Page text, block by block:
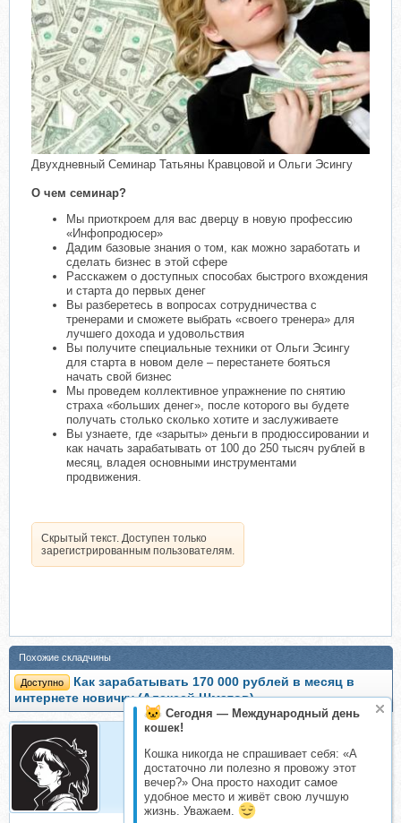
Сегодня — Международный день
кошек!
Кошка никогда не спрашивает себя: «А
достаточно ли полезно я провожу этот
вечер?» Она просто находит самое
удобное место и живёт свою лучшую
жизнь. Уважаем.
Двухдневный Семинар Татьяны Кравцовой и Ольги Эсингу
О чем семинар?
Мы приоткроем для вас дверцу в новую профессию
«Инфопродюсер»
Дадим базовые знания о том, как можно заработать и
сделать бизнес в этой сфере
Расскажем о доступных способах быстрого вхождения
и старта до первых денег
Вы разберетесь в вопросах сотрудничества с
тренерами и сможете выбрать «своего тренера» для
лучшего дохода и удовольствия
Вы получите специальные техники от Ольги Эсингу
для старта в новом деле – перестанете бояться
начать свой бизнес
Мы проведем коллективное упражнение по снятию
страха «больших денег», после которого вы будете
получать столько сколько хотите и заслуживаете
Вы узнаете, где «зарыты» деньги в продюссировании и
как начать зарабатывать от 100 до 250 тысяч рублей в
месяц, владея основными инструментами
продвижения.
Скрытый текст. Доступен только
зарегистрированным пользователям.
Похожие складчины
Доступно
Как зарабатывать 170 000 рублей в месяц в
интернете новичку (Алексей Шматов)
Andrew_kew
Складчик